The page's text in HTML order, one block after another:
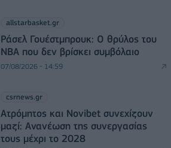
allstarbasket.gr
Ράσελ Γουέστμπρουκ: Ο θρύλος του
NBA που δεν βρίσκει συμβόλαιο
07/08/2026 - 14:59
csrnews.gr
Ατρόμητος και Novibet συνεχίζουν
μαζί: Ανανέωση της συνεργασίας
τους μέχρι το 2028